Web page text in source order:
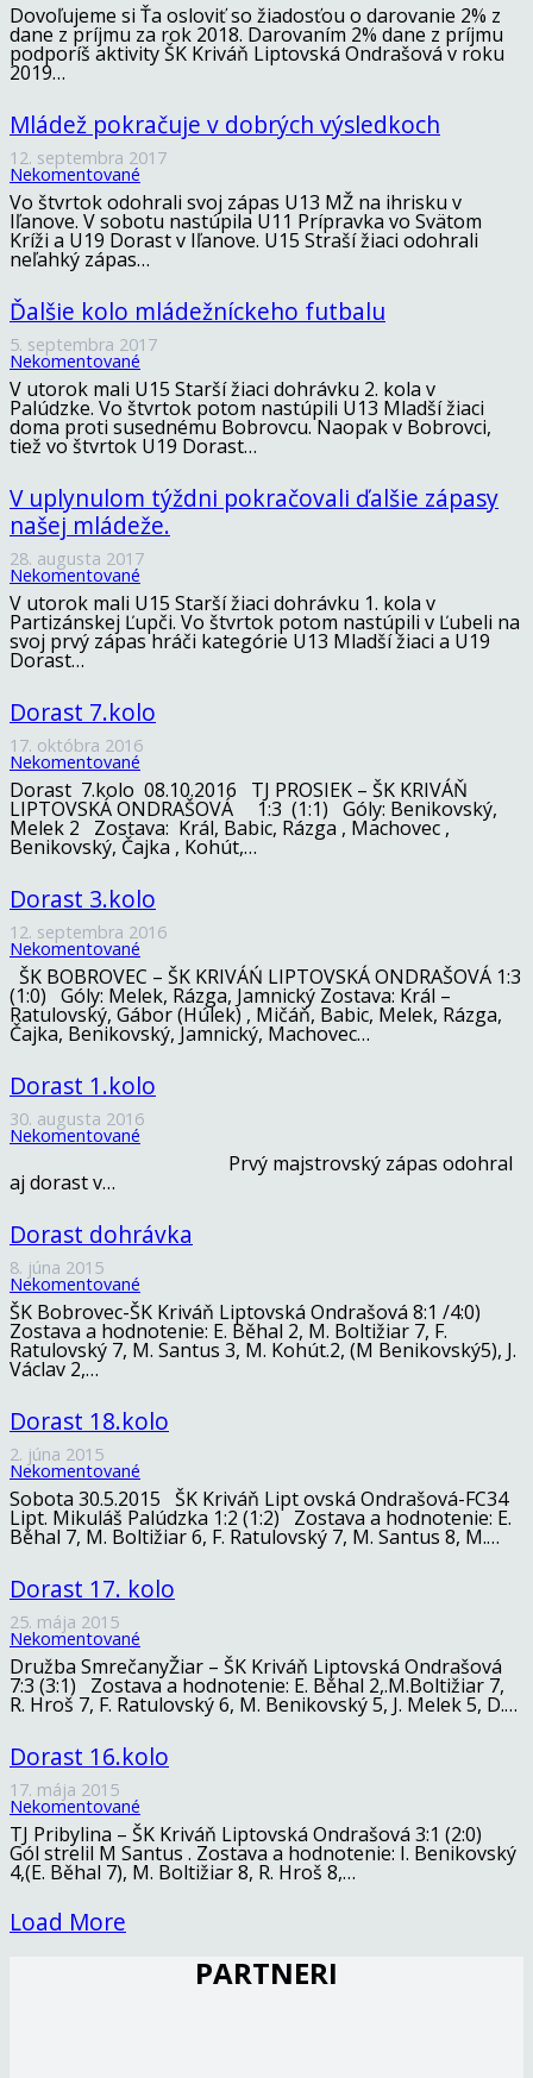
Dovoľujeme si Ťa osloviť so žiadosťou o darovanie 2% z
dane z príjmu za rok 2018. Darovaním 2% dane z príjmu
podporíš aktivity ŠK Kriváň Liptovská Ondrašová v roku
2019…
Mládež pokračuje v dobrých výsledkoch
12. septembra 2017
Nekomentované
Vo štvrtok odohrali svoj zápas U13 MŽ na ihrisku v
Iľanove. V sobotu nastúpila U11 Prípravka vo Svätom
Kríži a U19 Dorast v Iľanove. U15 Straší žiaci odohrali
neľahký zápas…
Ďalšie kolo mládežníckeho futbalu
5. septembra 2017
Nekomentované
V utorok mali U15 Starší žiaci dohrávku 2. kola v
Palúdzke. Vo štvrtok potom nastúpili U13 Mladší žiaci
doma proti susednému Bobrovcu. Naopak v Bobrovci,
tiež vo štvrtok U19 Dorast…
V uplynulom týždni pokračovali ďalšie zápasy
našej mládeže.
28. augusta 2017
Nekomentované
V utorok mali U15 Starší žiaci dohrávku 1. kola v
Partizánskej Ľupči. Vo štvrtok potom nastúpili v Ľubeli na
svoj prvý zápas hráči kategórie U13 Mladší žiaci a U19
Dorast…
Dorast 7.kolo
17. októbra 2016
Nekomentované
Dorast 7.kolo 08.10.2016 TJ PROSIEK – ŠK KRIVÁŇ
LIPTOVSKÁ ONDRAŠOVÁ 1:3 (1:1) Góly: Benikovský,
Melek 2 Zostava: Král, Babic, Rázga , Machovec ,
Benikovský, Čajka , Kohút,…
Dorast 3.kolo
12. septembra 2016
Nekomentované
ŠK BOBROVEC – ŠK KRIVÁŃ LIPTOVSKÁ ONDRAŠOVÁ 1:3
(1:0) Góly: Melek, Rázga, Jamnický Zostava: Král –
Ratulovský, Gábor (Húlek) , Mičáň, Babic, Melek, Rázga,
Čajka, Benikovský, Jamnický, Machovec…
Dorast 1.kolo
30. augusta 2016
Nekomentované
Prvý majstrovský zápas odohral
aj dorast v…
Dorast dohrávka
8. júna 2015
Nekomentované
ŠK Bobrovec-ŠK Kriváň Liptovská Ondrašová 8:1 /4:0)
Zostava a hodnotenie: E. Běhal 2, M. Boltižiar 7, F.
Ratulovský 7, M. Santus 3, M. Kohút.2, (M Benikovský5), J.
Václav 2,…
Dorast 18.kolo
2. júna 2015
Nekomentované
Sobota 30.5.2015 ŠK Kriváň Lipt ovská Ondrašová-FC34
Lipt. Mikuláš Palúdzka 1:2 (1:2) Zostava a hodnotenie: E.
Běhal 7, M. Boltižiar 6, F. Ratulovský 7, M. Santus 8, M.…
Dorast 17. kolo
25. mája 2015
Nekomentované
Družba SmrečanyŽiar – ŠK Kriváň Liptovská Ondrašová
7:3 (3:1) Zostava a hodnotenie: E. Běhal 2,.M.Boltižiar 7,
R. Hroš 7, F. Ratulovský 6, M. Benikovský 5, J. Melek 5, D.…
Dorast 16.kolo
17. mája 2015
Nekomentované
TJ Pribylina – ŠK Kriváň Liptovská Ondrašová 3:1 (2:0)
Gól strelil M Santus . Zostava a hodnotenie: I. Benikovský
4,(E. Běhal 7), M. Boltižiar 8, R. Hroš 8,…
Load More
PARTNERI